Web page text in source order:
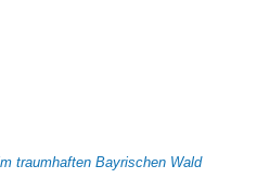
traumhaften Bayrischen Wald